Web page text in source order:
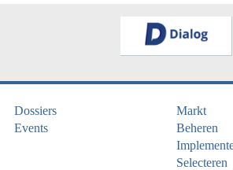
Dossiers
Events
Markt
Beheren
Selecteren